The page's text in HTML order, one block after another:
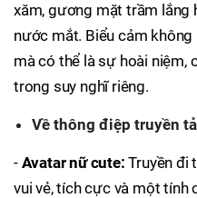
xăm, gương mặt trầm lắng
nước mắt. Biểu cảm không
mà có thể là sự hoài niệm,
trong suy nghĩ riêng.
Về thông điệp truyền
- Avatar nữ cute: Truyền đi
vui vẻ, tích cực và một tính